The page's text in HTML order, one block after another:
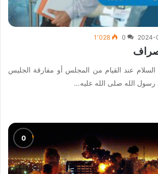
2024-
0 1٬028
السلام عند القيام من المجلس أو مفارقة الجليس
الله صلى الله عليه…